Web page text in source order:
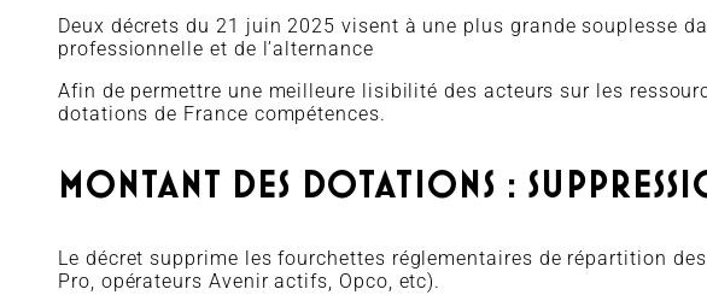
Deux décrets du 21 juin 2025 visent à une plus grande souplesse
professionnelle et de l’alternance
Afin de permettre une meilleure lisibilité des acteurs sur les
dotations de France compétences.
MONTANT DES DOTATIONS :
Le décret supprime les fourchettes réglementaires de répartition
Pro, opérateurs Avenir actifs, Opco, etc).